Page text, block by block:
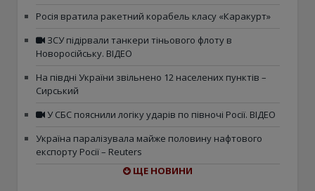
Росія вратила ракетний корабель класу «Каракурт»
ЗСУ підірвали танкери тіньового флоту в
Новоросійську. ВІДЕО
На півдні України звільнено 12 населених пунктів –
Сирський
У СБС пояснили логіку ударів по півночі Росії. ВІДЕО
Україна паралізувала майже половину нафтового
експорту Росії – Reuters
ЩЕ НОВИНИ